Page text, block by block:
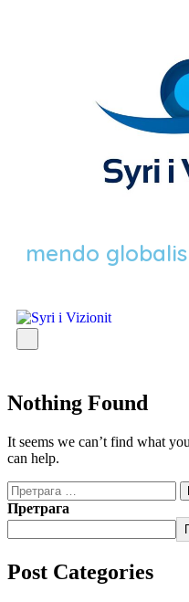
mendo
Nothing Found
It seems we can’t find what
can help.
Претрага
Post Categories